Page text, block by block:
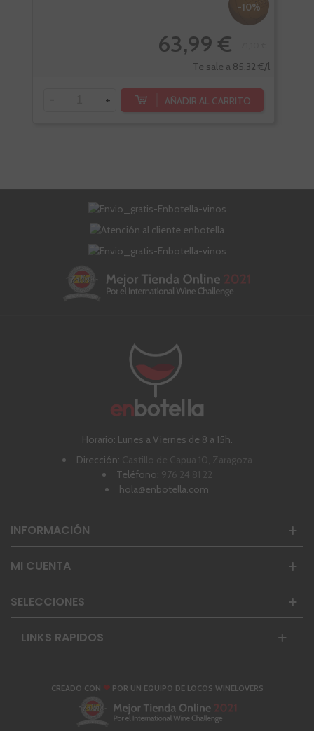
-10%
63,99 €
Te sale a 85,32 €/l
- + AÑADIR AL CARRITO
Horario: Lunes a Viernes de 8 a 15h.
Dirección: Castillo de Capua 10, Zaragoza
Teléfono: 976 24 81 22
hola@enbotella.com
INFORMACIÓN
MI CUENTA
SELECCIONES
LINKS RAPIDOS
CREADO CON ❤POR UN EQUIPO DE LOCOS WINELOVERS